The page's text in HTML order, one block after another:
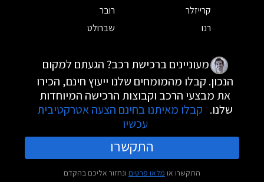
קרייזלר
רובר
רנו
שברולט
מעוניינים ברכישת רכב? הגעתם למקום
הנכון. קבלו מהמומחים שלנו ייעוץ חינם, הכירו
את מבצעי הרכב וקבוצות הרכישה המיוחדות
שלנו. קבלו מאיתנו בחינם הצעה אטרקטיבית
עכשיו
התקשרו
התקשרו או מלאו פרטים ונחזור אליכם בהקדם